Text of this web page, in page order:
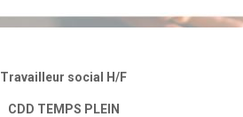
Travailleur social H/F
CDD TEMPS PLEIN